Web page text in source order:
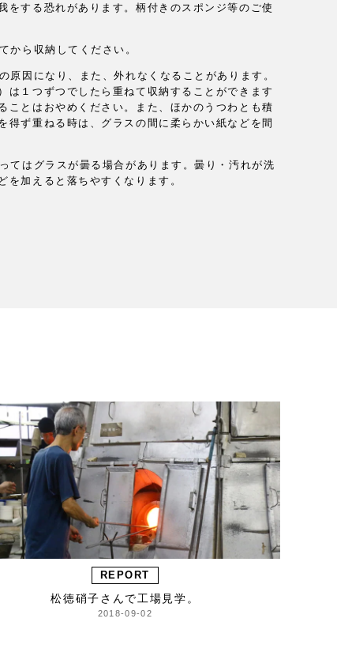
をする恐れがあります。柄付きのスポンジ等のご使
から収納してください。
原因になり、また、外れなくなることがあります。
は１つずつでしたら重ねて収納することができます
ことはおやめください。また、ほかのうつわとも積
得ず重ねる時は、グラスの間に柔らかい紙などを間
てはグラスが曇る場合があります。曇り・汚れが洗
を加えると落ちやすくなります。
REPORT
松徳硝子さんで工場見学。
2018-09-02